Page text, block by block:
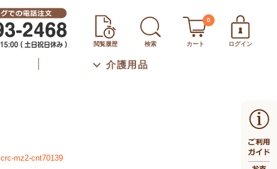
閲覧履歴 検索 カート
0
ログイン
介護用品
crc-mz2-cnt70139